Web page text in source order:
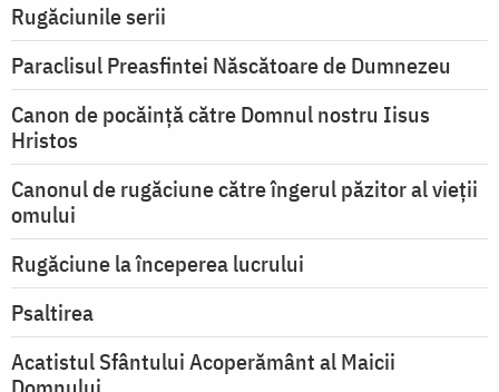
Rugăciunile serii
Paraclisul Preasfintei Născătoare de Dumnezeu
Canon de pocăință către Domnul nostru Iisus
Hristos
Canonul de rugăciune către îngerul păzitor al vieții
omului
Rugăciune la începerea lucrului
Psaltirea
Acatistul Sfântului Acoperământ al Maicii